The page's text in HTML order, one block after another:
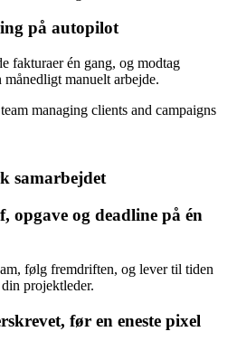
på autopilot
fakturaer én gang, og modtag
manuelt arbejde.
samarbejdet
opgave og deadline på én
følg fremdriften, og lever til tiden
projektleder.
før en eneste pixel